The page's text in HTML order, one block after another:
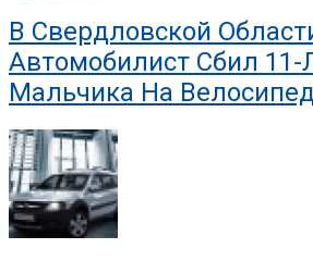
В Свердловской
Автомобилист Сбил 11-
Мальчика На